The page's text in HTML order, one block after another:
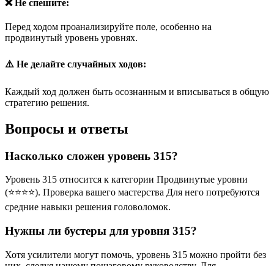
❌ Не спешите:
Перед ходом проанализируйте поле, особенно на
продвинутый уровень уровнях.
⚠️ Не делайте случайных ходов:
Каждый ход должен быть осознанным и вписываться в общую
стратегию решения.
Вопросы и ответы
Насколько сложен уровень 315?
Уровень 315 относится к категории Продвинутые уровни
(⭐⭐⭐⭐). Проверка вашего мастерства Для него потребуются
средние навыки решения головоломок.
Нужны ли бустеры для уровня 315?
Хотя усилители могут помочь, уровень 315 можно пройти без